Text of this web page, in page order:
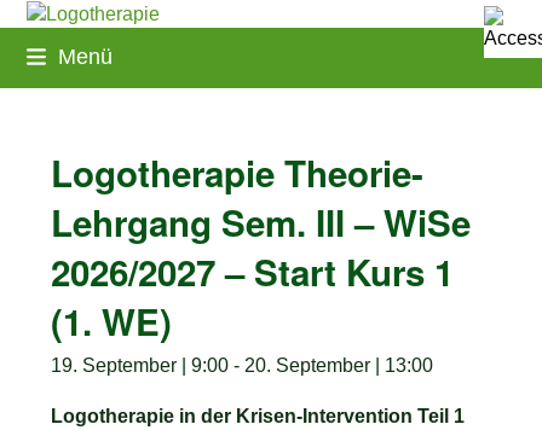
Skip
contentMenü
Logotherapie Theorie-
Lehrgang Sem. III – WiSe
2026/2027 – Start Kurs 1
(1. WE)
19. September | 9:00 - 20. September | 13:00
Logotherapie in der Krisen-Intervention Teil 1